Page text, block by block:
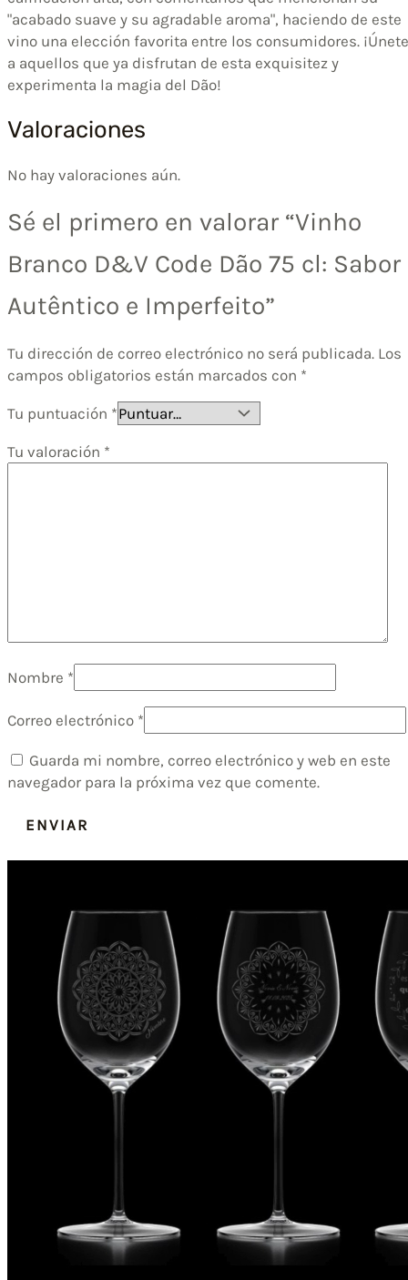
"acabado suave y su agradable aroma", haciendo de este
vino una elección favorita entre los consumidores. ¡Únete
a aquellos que ya disfrutan de esta exquisitez y
experimenta la magia del Dão!
Valoraciones
No hay valoraciones aún.
Sé el primero en valorar “Vinho
Branco D&V Code Dão 75 cl: Sabor
Autêntico e Imperfeito”
Tu dirección de correo electrónico no será publicada. Los
campos obligatorios están marcados con *
Tu puntuación *
Tu valoración *
Nombre *
Correo electrónico *
Guarda mi nombre, correo electrónico y web en este
navegador para la próxima vez que comente.